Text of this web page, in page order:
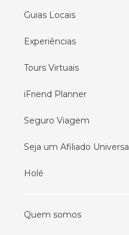
Guias Locais
Experiências
Tours Virtuais
iFriend Planner
Seguro Viagem
Seja um Afiliado Universal
Holé
Quem somos